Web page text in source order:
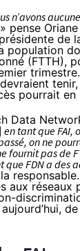
n’avons
» pense
de
population
(FTTH),
trimestre
pourrait en
Data
en tant queFAI,
on ne
fournit pas de
FDN a des
responsable.
aux réseaux